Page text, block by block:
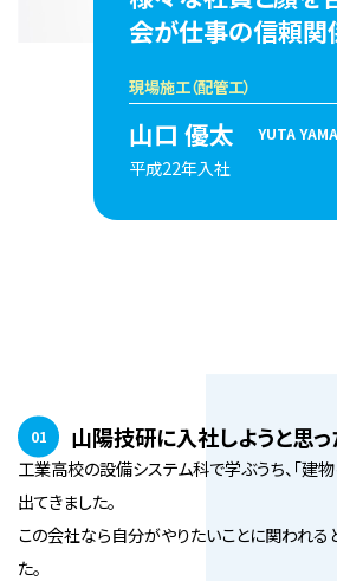
会が仕事の信頼関
現場施工（配管工）
山口 優太 YUTA
平成22年入社
01 山陽技研に入社しようと思
工業高校の設備システム科で学ぶうち、「建
出てきました。
この会社なら自分がやりたいことに関われる
た。